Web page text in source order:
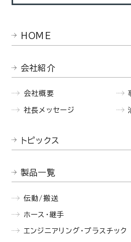
HOME
会社紹介
会社概要
社長メッセージ
トピックス
製品一覧
伝動/搬送
ホース・継手
エンジニアリング・プラスチック